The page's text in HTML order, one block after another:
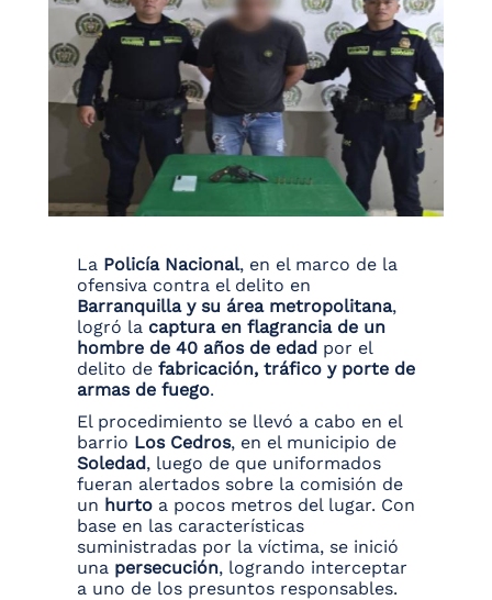
La Policía Nacional, en el marco de la
ofensiva contra el delito en
Barranquilla y su área metropolitana,
logró la captura en flagrancia de un
hombre de 40 años de edad por el
delito de fabricación, tráfico y porte de
armas de fuego.
El procedimiento se llevó a cabo en el
barrio Los Cedros, en el municipio de
Soledad, luego de que uniformados
fueran alertados sobre la comisión de
un hurto a pocos metros del lugar. Con
base en las características
suministradas por la víctima, se inició
una persecución, logrando interceptar
a uno de los presuntos responsables.